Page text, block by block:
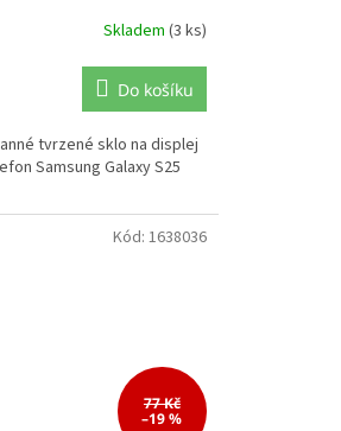
Skladem (3 ks)
Do košíku
tvrzené sklo na displej
Samsung Galaxy S25
77 Kč
–19 %
Kód: 1638036